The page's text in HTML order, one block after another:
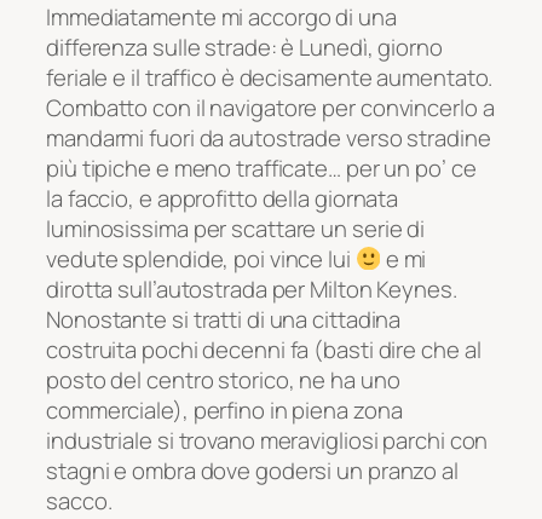
Immediatamente mi accorgo di una
differenza sulle strade: è Lunedì, giorno
feriale e il traffico è decisamente aumentato.
Combatto con il navigatore per convincerlo a
mandarmi fuori da autostrade verso stradine
più tipiche e meno trafficate… per un po’ ce
la faccio, e approfitto della giornata
luminosissima per scattare un serie di
vedute splendide, poi vince lui
e mi
dirotta sull’autostrada per Milton Keynes.
Nonostante si tratti di una cittadina
costruita pochi decenni fa (basti dire che al
posto del centro storico, ne ha uno
commerciale), perfino in piena zona
industriale si trovano meravigliosi parchi con
stagni e ombra dove godersi un pranzo al
sacco.